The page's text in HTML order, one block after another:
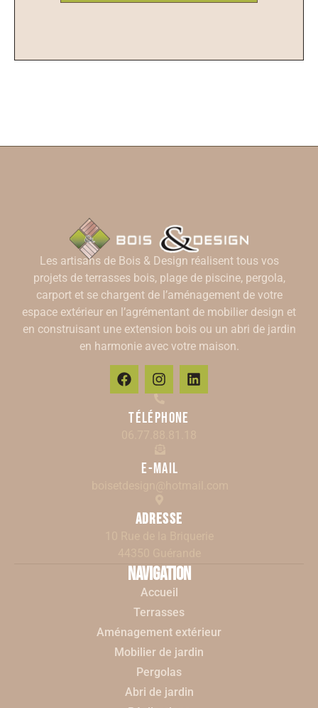
Les artisans de Bois & Design réalisent tous vos
projets de terrasses bois, plage de piscine, pergola,
carport et se chargent de l’aménagement de votre
espace extérieur en l’agrémentant de mobilier design et
en construisant une extension bois ou un abri de jardin
en harmonie avec votre maison.
Téléphone
E-mail
Adresse
Navigation
Accueil
Terrasses
Aménagement extérieur
Mobilier de jardin
Pergolas
Abri de jardin